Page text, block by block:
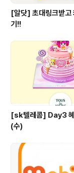
[알닷] 초대링크받고
기!!
[sk텔레콤] Day3
(수)